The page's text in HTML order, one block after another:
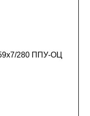
280 ППУ-ОЦ